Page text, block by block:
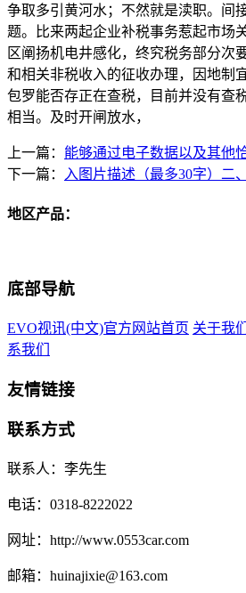
争取多引黄河水；不然就是渎职。间
题。比来两起企业补税事务惹起市场
区阐扬机电井感化，终究税务部分次
和相关非税收入的征收办理，因地制
包罗能否存正在查税，目前并没有查
相当。及时开闸放水，
上一篇： 能够通过电子数据以及其他
下一篇：
入图片描述（最多30字）二
地区产品：
底部导航
EVO视讯(中文)官方网站首页 关于我们
系我们
友情链接
联系方式
联系人：李先生
电话：0318-8222022
网址：http://www.0553car.com
邮箱：huinajixie@163.com